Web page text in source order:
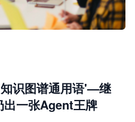
识图谱通用语'—继
一张Agent王牌